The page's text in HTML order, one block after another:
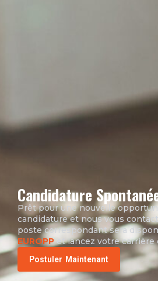
Candidature
Prêt pour une nouvelle
candidature et nous vous
poste correspondant sera
EUROPPet lancez votre carrière
Postuler Maintenant